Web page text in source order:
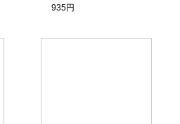
935円